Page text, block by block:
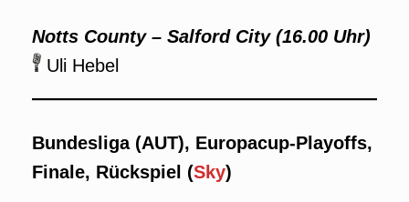
Notts County – Salford City (16.00 Uhr)
Uli Hebel
Bundesliga (AUT), Europacup-Playoffs,
Finale, Rückspiel (Sky)